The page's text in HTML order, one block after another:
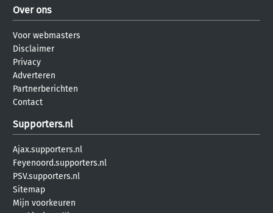
Over ons
Voor webmasters
Disclaimer
Privacy
Adverteren
Partnerberichten
Contact
Supporters.nl
Ajax.supporters.nl
Feyenoord.supporters.nl
PSV.supporters.nl
Sitemap
Mijn voorkeuren